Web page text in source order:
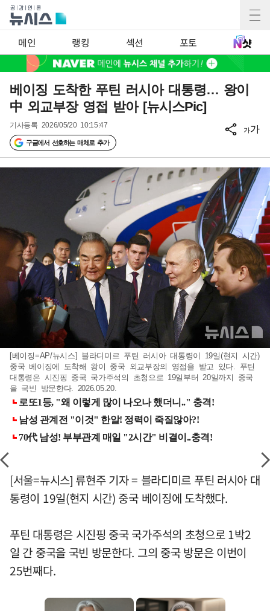
메인 랭킹 섹션 포토
베이징 도착한 푸틴 러시아 대통령… 왕이
中 외교부장 영접 받아 [뉴시스Pic]
기사등록 2026/05/20 10:15:47
구글에서 선호하는 매체로 추가
가가
[베이징=AP/뉴시스] 블라디미르 푸틴 러시아 대통령이 19일(현지 시간)
중국 베이징에 도착해 왕이 중국 외교부장의 영접을 받고 있다. 푸틴
대통령은 시진핑 중국 국가주석의 초청으로 19일부터 20일까지 중국
을 국빈 방문한다. 2026.05.20.
[서울=뉴시스] 류현주 기자 = 블라디미르 푸틴 러시아 대
통령이 19일(현지 시간) 중국 베이징에 도착했다.
푸틴 대통령은 시진핑 중국 국가주석의 초청으로 1박2
일 간 중국을 국빈 방문한다. 그의 중국 방문은 이번이
25번째다.